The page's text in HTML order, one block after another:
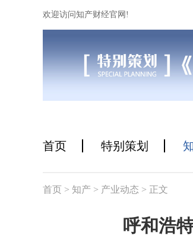
欢迎访问知产财经官网!
首页 特别策划
首页 > 知产 > 产业动态 > 正文
呼和浩